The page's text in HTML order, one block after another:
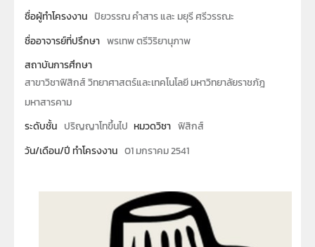
ชื่อผู้ทำโครงงาน ปิยวรรณ คำสาร และ มยุรี ศรีวรรณะ
ชื่ออาจารย์ที่ปรึกษา พรเทพ ตรีวิริยานุภาพ
สถาบันการศึกษา
สาขาวิชาฟิสิกส์ วิทยาศาสตร์และเทคโนโลยี มหาวิทยาลัยราชภัฎ
มหาสารคาม
ระดับชั้น ปริญญาโทขึ้นไป หมวดวิชา ฟิสิกส์
วัน/เดือน/ปี ทำโครงงาน 01 มกราคม 2541